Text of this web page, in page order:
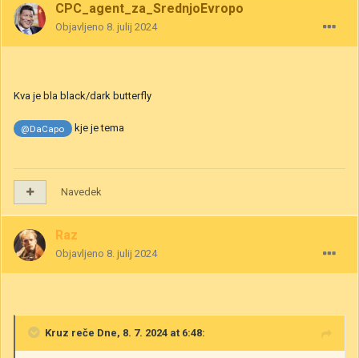
CPC_agent_za_SrednjoEvropo
Objavljeno 8. julij 2024
Kva je bla black/dark butterfly
@DaCapo kje je tema
Navedek
Raz
Objavljeno 8. julij 2024
Kruz reče Dne, 8. 7. 2024 at 6:48: